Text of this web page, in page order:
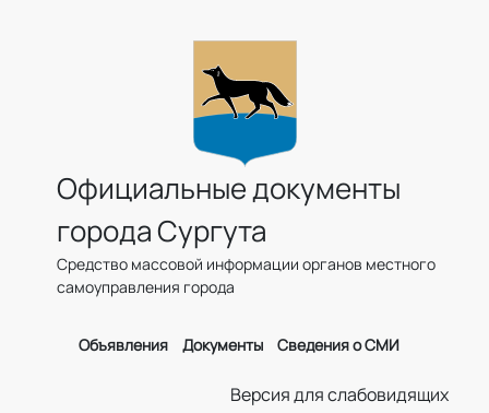
Официальные документы
города Сургута
Средство массовой информации органов местного
самоуправления города
Объявления Документы Сведения о СМИ
Версия для слабовидящих